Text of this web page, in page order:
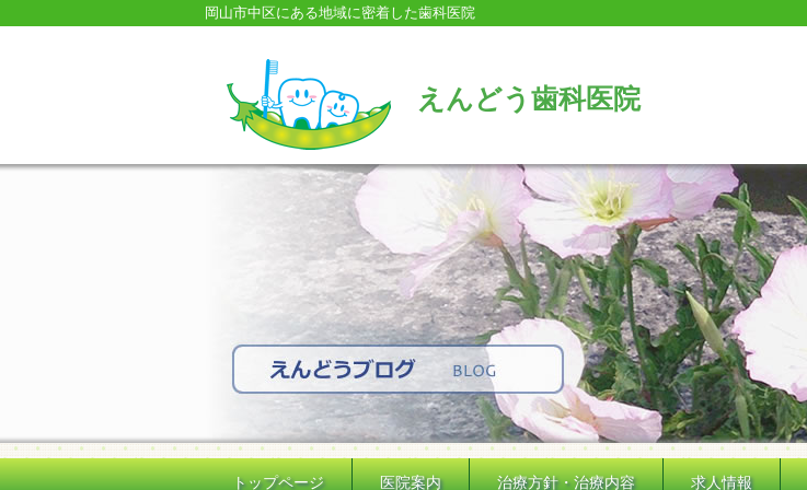
岡山市中区にある地域に密着した歯科医院
えんどう歯科医院
トップページ 医院案内 治療方針・治療内容 求人情報